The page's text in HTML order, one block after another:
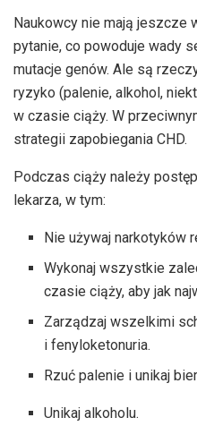
Naukowcy nie mają jeszcze
pytanie, co powoduje wady
mutacje genów. Ale są
ryzyko (palenie, alkohol,
w czasie ciąży. W
strategii zapobiegania CHD.
Podczas ciąży należy
lekarza, w tym:
Nie używaj narkotyków
Wykonaj wszystkie
czasie ciąży, aby jak
Zarządzaj wszelkimi
i fenyloketonuria.
Rzuć palenie i unikaj
Unikaj alkoholu.